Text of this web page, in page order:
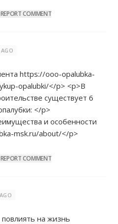
REPORT COMMENT
https://ooo-opalubka-
opalubki/</p> <p>В
существует 6
</p>
и особенности
msk.ru/about/</p>
REPORT COMMENT
на жизнь